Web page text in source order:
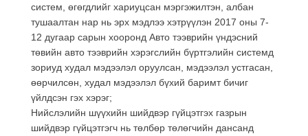
систем, өгөгдлийг хариуцсан мэргэжилтэн, албан
тушаалтан нар нь эрх мэдлээ хэтрүүлэн 2017 оны 7-
12 дугаар сарын хооронд Авто тээврийн үндэсний
төвийн авто тээврийн хэрэгслийн бүртгэлийн системд
зориуд худал мэдээлэл оруулсан, мэдээлэл устгасан,
өөрчилсөн, худал мэдээлэл бүхий баримт бичиг
үйлдсэн гэх хэрэг;
Нийслэлийн шүүхийн шийдвэр гүйцэтгэх газрын
шийдвэр гүйцэтгэгч нь төлбөр төлөгчийн дансанд